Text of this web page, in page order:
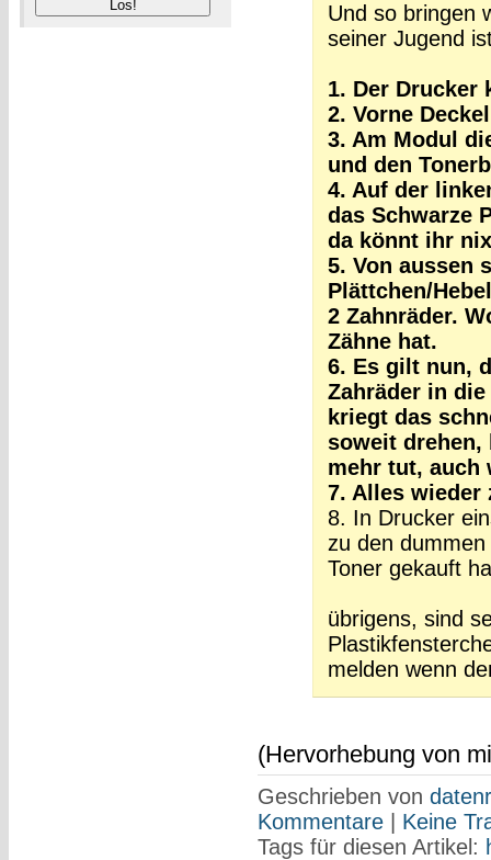
Und so bringen
seiner Jugend
1. Der Drucker
2. Vorne
3. Am Modul
und den
4. Auf der
das Schwarze
da könnt ihr
5. Von aussen
Plättchen/
2 Zahnräder.
Zähne hat.
6. Es gilt nun,
Zahräder in
kriegt das
soweit drehen,
mehr tut, auch
7. Alles wieder
8. In Drucker
zu den
Toner gekauft
übrigens, sind
melden wenn
(Hervorhebung von
Geschrieben von
Kommentare| Keine
Tags für diesen Artikel: